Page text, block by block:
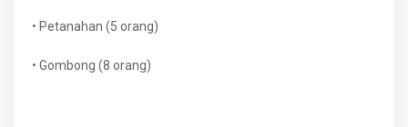
• Petanahan (5 orang)
• Gombong (8 orang)